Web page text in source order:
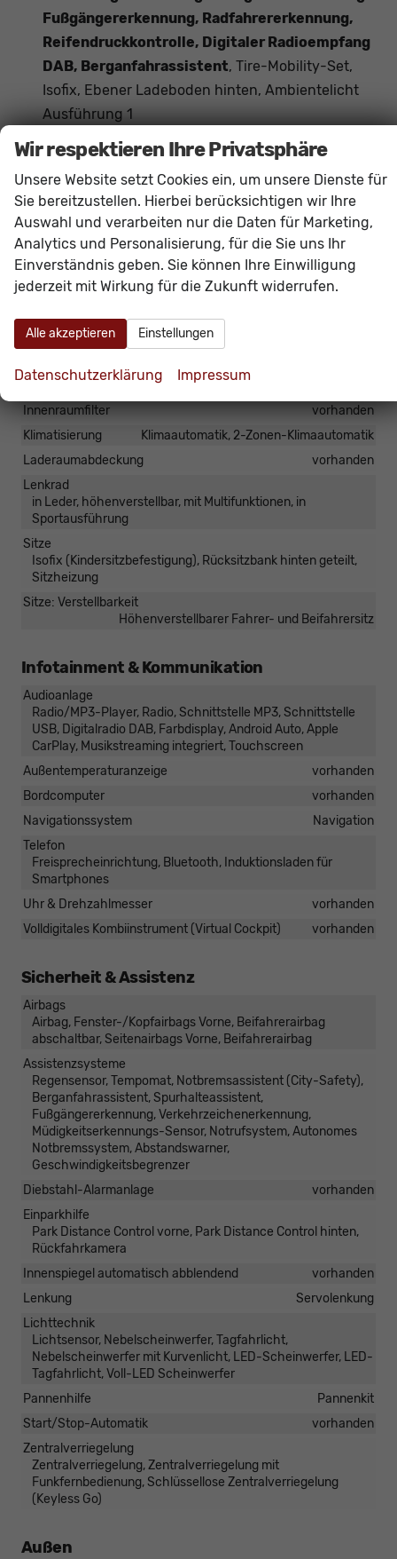
Fußgängererkennung, Radfahrererkennung,
Reifendruckkontrolle, Digitaler Radioempfang
DAB, Berganfahrassistent, Tire-Mobility-Set,
Isofix, Ebener Ladeboden hinten, Ambientelicht
Ausführung 1
Das Fahrzeug verfügt über kein fest verbautes
Navigationssystem. Durch
Apple CarPlay /
Android Autoist jedoch eineNavigationüber
kompatible Smartphone-Apps (z.B. Google Maps
oder Apple Karten) über denFahrzeugbildschirm
möglich.
Ambiente-Beleuchtung
Innenraumfilter
vorhanden
Klimatisierung
Klimaautomatik, 2-Zonen-Klimaautomatik
Laderaumabdeckung
vorhanden
Lenkrad
in Leder, höhenverstellbar, mit Multifunktionen, in
Sportausführung
Sitze
Isofix (Kindersitzbefestigung), Rücksitzbank hinten geteilt,
Sitzheizung
Sitze: Verstellbarkeit
Höhenverstellbarer Fahrer- und Beifahrersitz
Infotainment & Kommunikation
Audioanlage
Radio/MP3-Player, Radio, Schnittstelle MP3, Schnittstelle
USB, Digitalradio DAB, Farbdisplay, Android Auto, Apple
CarPlay, Musikstreaming integriert, Touchscreen
Außentemperaturanzeige
vorhanden
Bordcomputer
vorhanden
Navigationssystem
Navigation
Telefon
Freisprecheinrichtung, Bluetooth, Induktionsladen für
Smartphones
Uhr & Drehzahlmesser
vorhanden
Volldigitales Kombiinstrument (Virtual Cockpit)
vorhanden
Sicherheit & Assistenz
Airbags
Airbag, Fenster-/Kopfairbags Vorne, Beifahrerairbag
abschaltbar, Seitenairbags Vorne, Beifahrerairbag
Assistenzsysteme
Regensensor, Tempomat, Notbremsassistent (City-Safety),
Berganfahrassistent, Spurhalteassistent,
Fußgängererkennung, Verkehrzeichenerkennung,
Müdigkeitserkennungs-Sensor, Notrufsystem, Autonomes
Notbremssystem, Abstandswarner,
Geschwindigkeitsbegrenzer
Diebstahl-Alarmanlage
vorhanden
Einparkhilfe
Park Distance Control vorne, Park Distance Control hinten,
Rückfahrkamera
Innenspiegel automatisch abblendend
vorhanden
Lenkung
Servolenkung
Lichttechnik
Lichtsensor, Nebelscheinwerfer, Tagfahrlicht,
Nebelscheinwerfer mit Kurvenlicht, LED-Scheinwerfer, LED-
Tagfahrlicht, Voll-LED Scheinwerfer
Pannenhilfe
Pannenkit
Start/Stop-Automatik
vorhanden
Zentralverriegelung
Zentralverriegelung, Zentralverriegelung mit
Funkfernbedienung, Schlüssellose Zentralverriegelung
(Keyless Go)
Außen
Wir respektieren Ihre Privatsphäre
Unsere Website setzt Cookies ein, um unsere Dienste für
Sie bereitzustellen. Hierbei berücksichtigen wir Ihre
Auswahl und verarbeiten nur die Daten für Marketing,
Analytics und Personalisierung, für die Sie uns Ihr
Einverständnis geben. Sie können Ihre Einwilligung
jederzeit mit Wirkung für die Zukunft widerrufen.
Alle akzeptieren Einstellungen
Datenschutzerklärung Impressum